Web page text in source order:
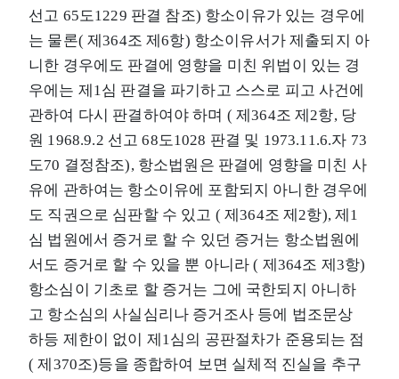
선고 65도1229 판결 참조) 항소이유가 있는 경우에
는 물론( 제364조 제6항) 항소이유서가 제출되지 아
니한 경우에도 판결에 영향을 미친 위법이 있는 경
우에는 제1심 판결을 파기하고 스스로 피고 사건에
관하여 다시 판결하여야 하며 ( 제364조 제2항, 당
원 1968.9.2 선고 68도1028 판결 및 1973.11.6.자 73
도70 결정참조), 항소법원은 판결에 영향을 미친 사
유에 관하여는 항소이유에 포함되지 아니한 경우에
도 직권으로 심판할 수 있고 ( 제364조 제2항), 제1
심 법원에서 증거로 할 수 있던 증거는 항소법원에
서도 증거로 할 수 있을 뿐 아니라 ( 제364조 제3항)
항소심이 기초로 할 증거는 그에 국한되지 아니하
고 항소심의 사실심리나 증거조사 등에 법조문상
하등 제한이 없이 제1심의 공판절차가 준용되는 점
( 제370조)등을 종합하여 보면 실체적 진실을 추구